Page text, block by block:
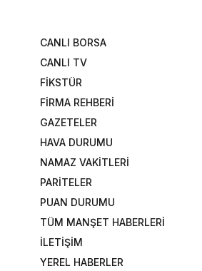
CANLI BORSA
CANLI TV
FİKSTÜR
FİRMA REHBERİ
GAZETELER
HAVA DURUMU
NAMAZ VAKİTLERİ
PARİTELER
PUAN DURUMU
TÜM MANŞET HABERLERİ
İLETİŞİM
YEREL HABERLER